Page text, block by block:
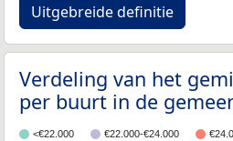
Uitgebreide definitie
Verdeling van het
per buurt in de
<€22.000 €22.000-€24.000